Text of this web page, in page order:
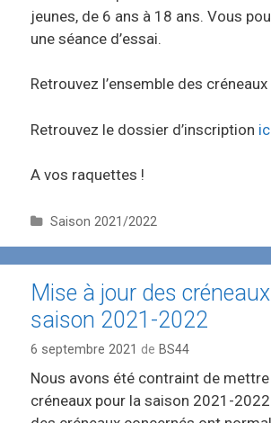
jeunes, de 6 ans à 18 ans. Vous
une séance d’essai.
Retrouvez l’ensemble des créneaux
Retrouvez le dossier d’inscription
A vos raquettes !
C
g
o
i
e
s
Saison 2021/2022
Mise à jour des
saison 2021-2022
6 septembre 2021 de BS44
Nous avons été contraint de
créneaux pour la saison 2021-